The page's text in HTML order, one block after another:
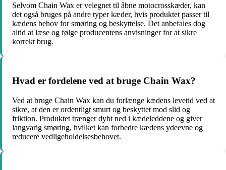
Selvom Chain Wax er velegnet til åbne motocrosskæder, kan
det også bruges på andre typer kæder, hvis produktet passer til
kædens behov for smøring og beskyttelse. Det anbefales dog
altid at læse og følge producentens anvisninger for at sikre
korrekt brug.
Hvad er fordelene ved at bruge Chain Wax?
Ved at bruge Chain Wax kan du forlænge kædens levetid ved at
sikre, at den er ordentligt smurt og beskyttet mod slid og
friktion. Produktet trænger dybt ned i kædeleddene og giver
langvarig smøring, hvilket kan forbedre kædens ydeevne og
reducere vedligeholdelsesbehovet.